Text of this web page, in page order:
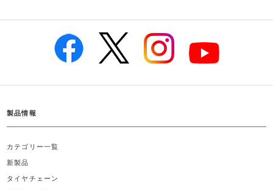
製品情報
カテゴリー一覧
新製品
タイヤチェーン